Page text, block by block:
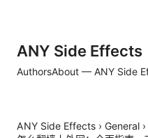
ANY Side Effects
AuthorsAbout — ANY Side
ANY Side Effects › General ›